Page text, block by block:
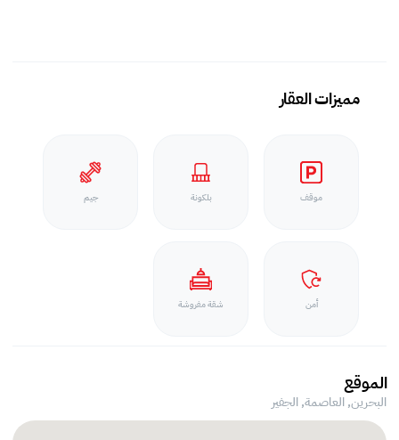
مميزات العقار
موقف بلكونة جيم
أمن شقة مفروشة
الموقع
البحرين, العاصمة,الجفير